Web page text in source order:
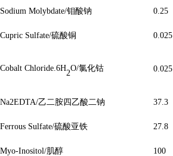
Sodium Molybdate/钼酸钠 0.25
Cupric Sulfate/硫酸铜 0.025
Cobalt Chloride.6H
2
O/氯化钴 0.025
Na2EDTA/乙二胺四乙酸二钠 37.3
Ferrous Sulfate/硫酸亚铁 27.8
Myo-Inositol/肌醇 100